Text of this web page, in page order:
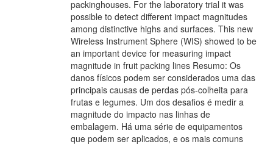
packinghouses. For the laboratory trial it was
possible to detect different impact magnitudes
among distinctive highs and surfaces. This new
Wireless Instrument Sphere (WIS) showed to be
an important device for measuring impact
magnitude in fruit packing lines Resumo: Os
danos físicos podem ser considerados uma das
principais causas de perdas pós-colheita para
frutas e legumes. Um dos desafios é medir a
magnitude do impacto nas linhas de
embalagem. Há uma série de equipamentos
que podem ser aplicados, e os mais comuns